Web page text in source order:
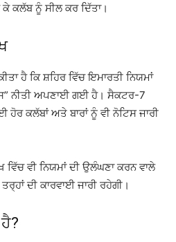
ਕਲੱਬ ਨੂੰ ਸੀਲ ਕਰ ਦਿੱਤਾ।
ਹੈ ਕਿ ਸ਼ਹਿਰ ਵਿੱਚ ਇਮਾਰਤੀ ਨਿਯਮਾਂ
ਨੀਤੀ ਅਪਣਾਈ ਗਈ ਹੈ। ਸੈਕਟਰ-7
ਕਲੱਬਾਂ ਅਤੇ ਬਾਰਾਂ ਨੂੰ ਵੀ ਨੋਟਿਸ ਜਾਰੀ
ਵਿੱਚ ਵੀ ਨਿਯਮਾਂ ਦੀ ਉਲੰਘਣਾ ਕਰਨ ਵਾਲੇ
ਦੀ ਕਾਰਵਾਈ ਜਾਰੀ ਰਹੇਗੀ।